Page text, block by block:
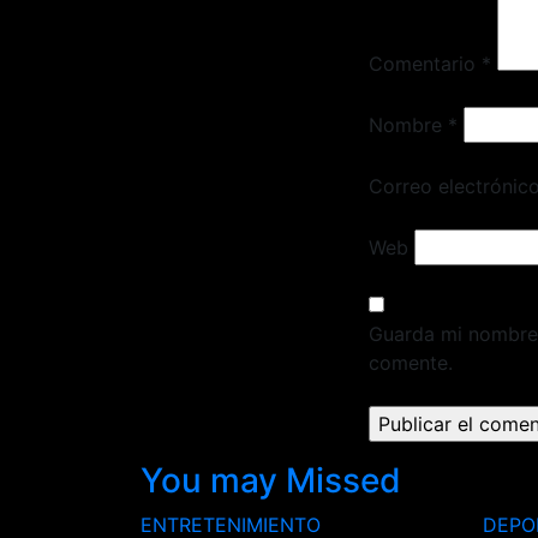
Comentario *
Nombre *
Correo electrónico
Web
Guarda mi
comente.
You may Missed
ENTRETENIMIENTO